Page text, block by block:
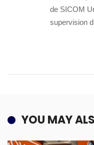
de SICOM
supervision
YOU MAY